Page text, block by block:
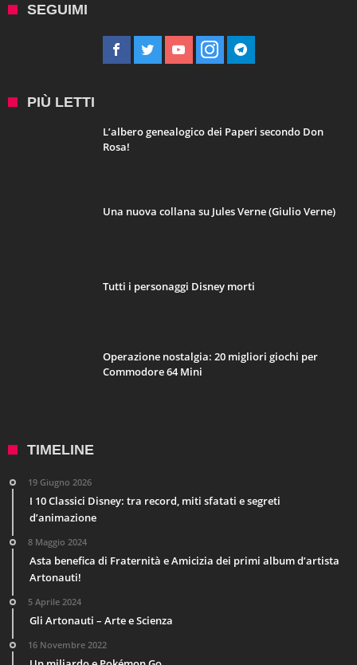
SEGUIMI
PIÙ LETTI
L’albero genealogico dei Paperi secondo Don
Rosa!
Una nuova collana su Jules Verne (Giulio Verne)
Tutti i personaggi Disney morti
Operazione nostalgia: 20 migliori giochi per
Commodore 64 Mini
TIMELINE
19 Giugno 2026
I 10 Classici Disney: tra record, miti sfatati e segreti
d’animazione
8 Maggio 2024
Asta benefica di Fraternità e Amicizia dei primi album d’artista
Artonauti!
5 Aprile 2024
Gli Artonauti – Arte e Scienza
16 Novembre 2022